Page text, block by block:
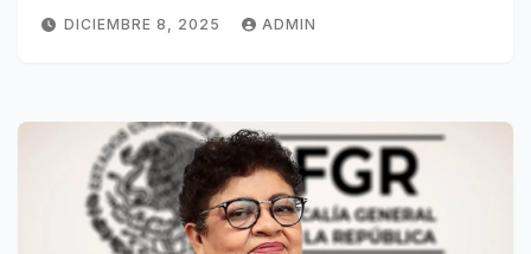
DICIEMBRE 8, 2025 ADMIN